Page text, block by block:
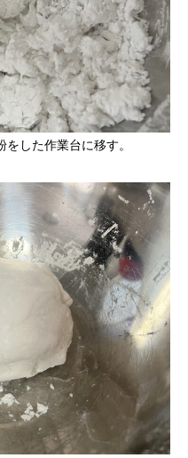
した作業台に移す。